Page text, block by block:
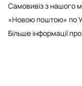
Самовивіз з нашого
«Новою поштою» по
Більше інформації